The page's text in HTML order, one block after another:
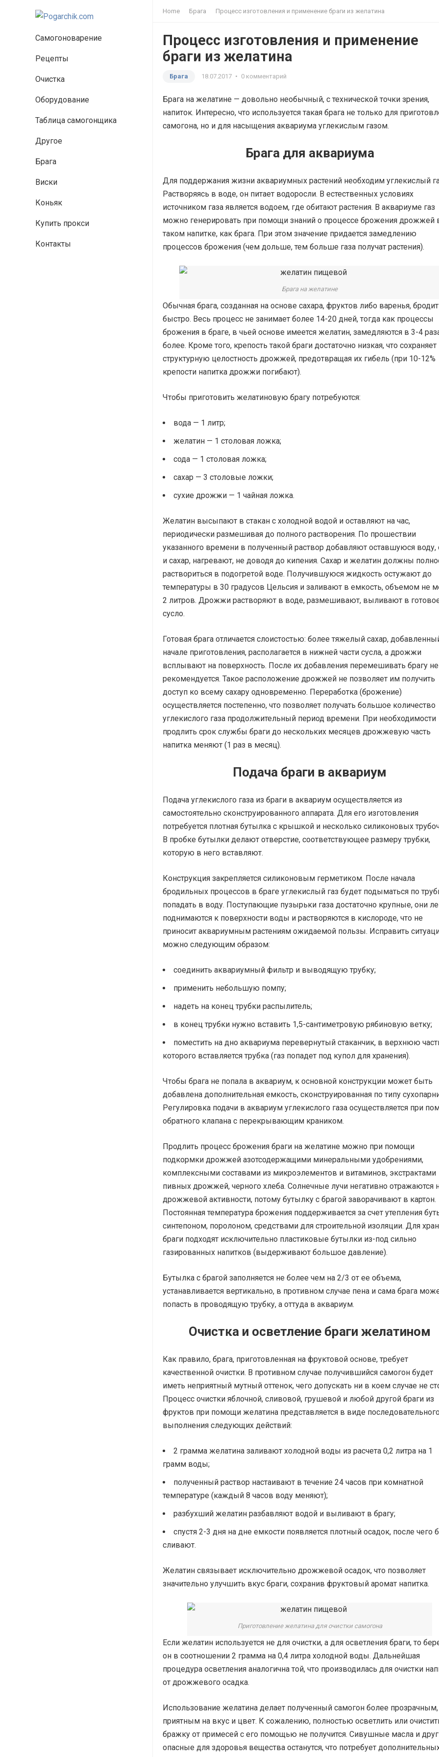
Самогоноварение
Рецепты
Очистка
Оборудование
Таблица самогонщика
Другое
Брага
Виски
Коньяк
Купить прокси
Контакты
Home Брага Процесс изготовления и применение браги из желатина
Процесс изготовления и применение
браги из желатина
Брага 18.07.2017 • 0 комментарий
Брага на желатине — довольно необычный, с технической точки зрения,
напиток. Интересно, что используется такая брага не только для
самогона, но и для насыщения аквариума углекислым газом.
Брага для аквариума
Для поддержания жизни аквариумных растений необходим углекислый
Растворяясь в воде, он питает водоросли. В естественных условиях
источником газа является водоем, где обитают растения. В аквариуме газ
можно генерировать при помощи знаний о процессе брожения дрожжей
таком напитке, как брага. При этом значение придается замедлению
процессов брожения (чем дольше, тем больше газа получат растения).
Брага на желатине
Обычная брага, созданная на основе сахара, фруктов либо варенья, бродит
быстро. Весь процесс не занимает более 14-20 дней, тогда как процессы
брожения в браге, в чьей основе имеется желатин, замедляются в 3-4
более. Кроме того, крепость такой браги достаточно низкая, что сохраняет
структурную целостность дрожжей, предотвращая их гибель (при 10-12%
крепости напитка дрожжи погибают).
Чтобы приготовить желатиновую брагу потребуются:
вода — 1 литр;
желатин — 1 столовая ложка;
сода — 1 столовая ложка;
сахар — 3 столовые ложки;
сухие дрожжи — 1 чайная ложка.
Желатин высыпают в стакан с холодной водой и оставляют на час,
периодически размешивая до полного растворения. По прошествии
указанного времени в полученный раствор добавляют оставшуюся воду,
и сахар, нагревают, не доводя до кипения. Сахар и желатин должны
раствориться в подогретой воде. Получившуюся жидкость остужают до
температуры в 30 градусов Цельсия и заливают в емкость, объемом не
2 литров. Дрожжи растворяют в воде, размешивают, выливают в
сусло.
Готовая брага отличается слоистостью: более тяжелый сахар,
начале приготовления, располагается в нижней части сусла, а дрожжи
всплывают на поверхность. После их добавления перемешивать брагу не
рекомендуется. Такое расположение дрожжей не позволяет им получить
доступ ко всему сахару одновременно. Переработка (брожение)
осуществляется постепенно, что позволяет получать большое количество
углекислого газа продолжительный период времени. При необходимости
продлить срок службы браги до нескольких месяцев дрожжевую часть
напитка меняют (1 раз в месяц).
Подача браги в аквариум
Подача углекислого газа из браги в аквариум осуществляется из
самостоятельно сконструированного аппарата. Для его изготовления
потребуется плотная бутылка с крышкой и несколько силиконовых
В пробке бутылки делают отверстие, соответствующее размеру трубки,
которую в него вставляют.
Конструкция закрепляется силиконовым герметиком. После начала
бродильных процессов в браге углекислый газ будет подыматься по
попадать в воду. Поступающие пузырьки газа достаточно крупные, они
поднимаются к поверхности воды и растворяются в кислороде, что не
приносит аквариумным растениям ожидаемой пользы. Исправить
можно следующим образом:
соединить аквариумный фильтр и выводящую трубку;
применить небольшую помпу;
надеть на конец трубки распылитель;
в конец трубки нужно вставить 1,5-сантиметровую рябиновую ветку;
поместить на дно аквариума перевернутый стаканчик, в верхнюю
которого вставляется трубка (газ попадет под купол для хранения).
Чтобы брага не попала в аквариум, к основной конструкции может быть
добавлена дополнительная емкость, сконструированная по типу
Регулировка подачи в аквариум углекислого газа осуществляется при
обратного клапана с перекрывающим краником.
Продлить процесс брожения браги на желатине можно при помощи
подкормки дрожжей азотсодержащими минеральными удобрениями,
комплексными составами из микроэлементов и витаминов, экстрактами
пивных дрожжей, черного хлеба. Солнечные лучи негативно отражаются
дрожжевой активности, потому бутылку с брагой заворачивают в картон.
Постоянная температура брожения поддерживается за счет утепления
синтепоном, поролоном, средствами для строительной изоляции. Для
браги подходят исключительно пластиковые бутылки из-под сильно
газированных напитков (выдерживают большое давление).
Бутылка с брагой заполняется не более чем на 2/3 от ее объема,
устанавливается вертикально, в противном случае пена и сама брага
попасть в проводящую трубку, а оттуда в аквариум.
Очистка и осветление браги желатином
Как правило, брага, приготовленная на фруктовой основе, требует
качественной очистки. В противном случае получившийся самогон будет
иметь неприятный мутный оттенок, чего допускать ни в коем случае не
Процесс очистки яблочной, сливовой, грушевой и любой другой браги из
фруктов при помощи желатина представляется в виде
выполнения следующих действий:
2 грамма желатина заливают холодной воды из расчета 0,2 литра на 1
грамм воды;
полученный раствор настаивают в течение 24 часов при комнатной
температуре (каждый 8 часов воду меняют);
разбухший желатин разбавляют водой и выливают в брагу;
спустя 2-3 дня на дне емкости появляется плотный осадок, после чего
сливают.
Желатин связывает исключительно дрожжевой осадок, что позволяет
значительно улучшить вкус браги, сохранив фруктовый аромат напитка.
Приготовление желатина для очистки самогона
Если желатин используется не для очистки, а для осветления браги, то
он в соотношении 2 грамма на 0,4 литра холодной воды. Дальнейшая
процедура осветления аналогична той, что производилась для очистки
от дрожжевого осадка.
Использование желатина делает полученный самогон более прозрачным,
приятным на вкус и цвет. К сожалению, полностью осветлить или
бражку от примесей с его помощью не получится. Сивушные масла и
опасные для здоровья вещества останутся, что потребует